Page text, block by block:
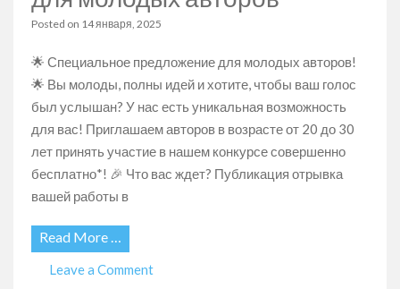
марта
Posted on 14 января, 2025
🌟 Специальное предложение для молодых авторов!
🌟 Вы молоды, полны идей и хотите, чтобы ваш голос
был услышан? У нас есть уникальная возможность
для вас! Приглашаем авторов в возрасте от 20 до 30
лет принять участие в нашем конкурсе совершенно
бесплатно*! 🎉 Что вас ждет? Публикация отрывка
вашей работы в
Read More …
Leave a Commenton